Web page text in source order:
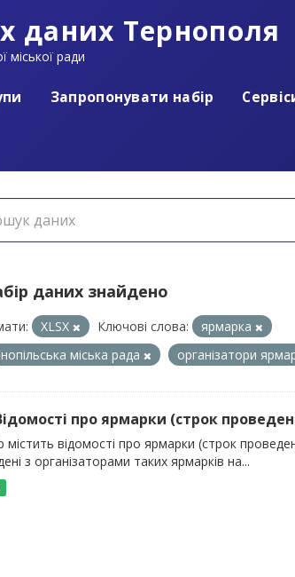
даних Тернополя
міської ради
Запропонувати набір
даних знайдено
XLSX Ключові слова:
ярмарка
міська рада
організатори
про ярмарки (строк
містить відомості про ярмарки (строк
з організаторами таких ярмарків на...